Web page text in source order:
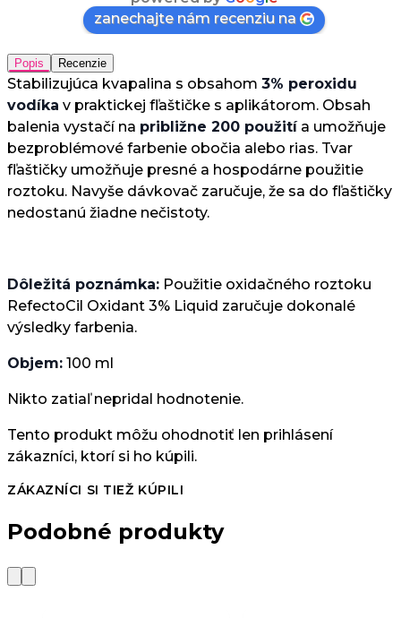
zanechajte nám recenziu na
Popis Recenzie
Stabilizujúca kvapalina s obsahom 3% peroxidu
vodíka v praktickej fľaštičke s aplikátorom. Obsah
balenia vystačí na približne 200 použitía umožňuje
bezproblémové farbenie obočia alebo rias. Tvar
fľaštičky umožňuje presné a hospodárne použitie
roztoku. Navyše dávkovač zaručuje, že sa do fľaštičky
nedostanú žiadne nečistoty.
Dôležitá poznámka: Použitie oxidačného roztoku
RefectoCil Oxidant 3% Liquid zaručuje dokonalé
výsledky farbenia.
Objem: 100 ml
Nikto zatiaľ nepridal hodnotenie.
Tento produkt môžu ohodnotiť len prihlásení
zákazníci, ktorí si ho kúpili.
ZÁKAZNÍCI SI TIEŽ KÚPILI
Podobné produkty